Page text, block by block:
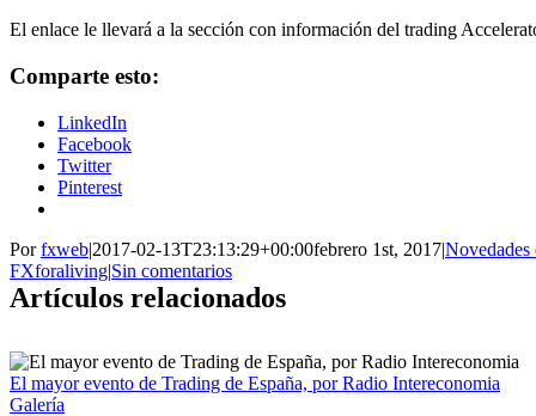
El enlace le llevará a la sección con información del trading
Comparte esto:
LinkedIn
Facebook
Twitter
Pinterest
Porfxweb|2017-02-13T23:13:29+00:00febrero 1st, 2017|Novedades
FXforaliving|Sin comentarios
Artículos relacionados
El mayor evento de Trading de España, por Radio Intereconomia
Galería